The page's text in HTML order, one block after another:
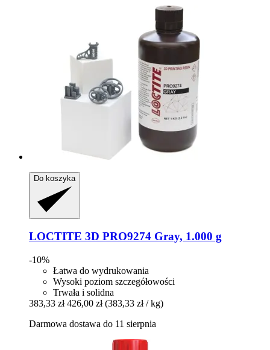
Do koszyka
LOCTITE 3D PRO9274 Gray, 1.000 g
-10%
Łatwa do wydrukowania
Wysoki poziom szczegółowości
Trwała i solidna
383,33 zł 426,00 zł (383,33 zł / kg)
Darmowa dostawa do 11 sierpnia